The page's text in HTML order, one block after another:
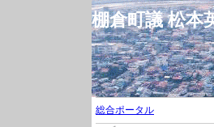
棚倉町議 松
総合ポータル